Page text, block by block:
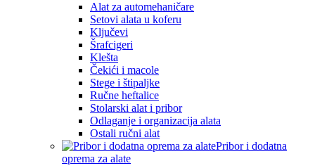
Alat za automehaničare
Setovi alata u koferu
Ključevi
Šrafcigeri
Klešta
Čekići i macole
Stege i štipaljke
Ručne heftalice
Stolarski alat i pribor
Odlaganje i organizacija alata
Ostali ručni alat
Pribor i dodatna
oprema za alate